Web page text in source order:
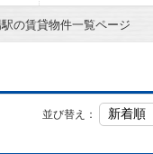
の賃貸物件一覧ページ
並び替え：